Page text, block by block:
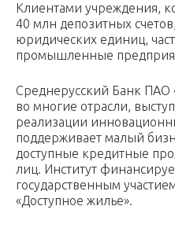
Клиентами учреждения,
40 млн депозитных
юридических единиц,
промышленные
Среднерусский Банк ПАО
во многие отрасли,
реализации
поддерживает малый
доступные кредитные
лиц. Институт
государственным
«Доступное жилье».